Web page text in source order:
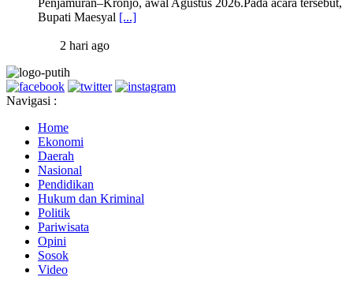
Bupati Maesyal [...]
2 hari ago
Navigasi :
Home
Ekonomi
Daerah
Nasional
Pendidikan
Hukum dan Kriminal
Politik
Pariwisata
Opini
Sosok
Video